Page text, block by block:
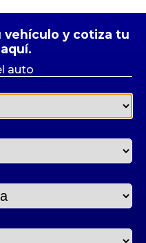
vehículo y cotiza tu
auto